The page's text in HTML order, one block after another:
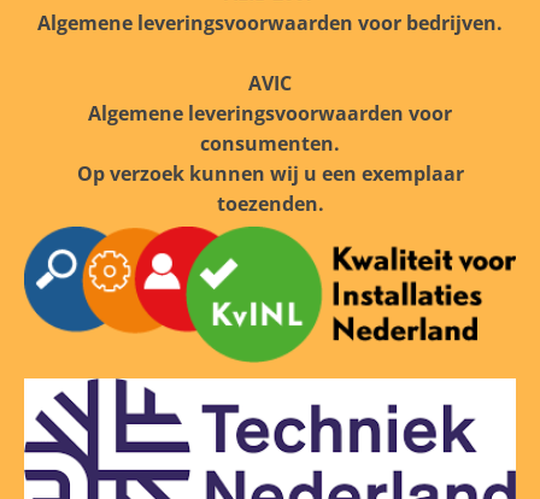
Algemene leveringsvoorwaarden voor bedrijven.
AVIC
Algemene leveringsvoorwaarden voor
consumenten.
Op verzoek kunnen wij u een exemplaar
toezenden.